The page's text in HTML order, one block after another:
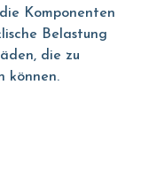
Komponenten
Belastung
die zu
können.